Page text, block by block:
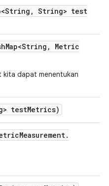
, String> test
Map<String ,
Metric
kita dapat menentukan
testMetrics)
Measurement.